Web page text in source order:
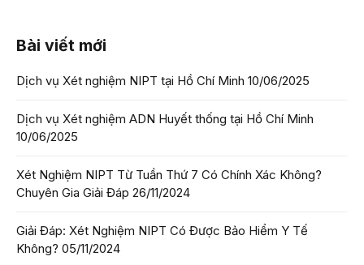
Bài viết mới
Dịch vụ Xét nghiệm NIPT tại Hồ Chí Minh 10/06/2025
Dịch vụ Xét nghiệm ADN Huyết thống tại Hồ Chí Minh
10/06/2025
Xét Nghiệm NIPT Từ Tuần Thứ 7 Có Chính Xác Không?
Chuyên Gia Giải Đáp 26/11/2024
Giải Đáp: Xét Nghiệm NIPT Có Được Bảo Hiểm Y Tế
Không? 05/11/2024